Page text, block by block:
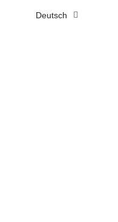
Deutsch